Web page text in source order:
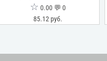
☆ 0.00 💬 0
85.12 руб.